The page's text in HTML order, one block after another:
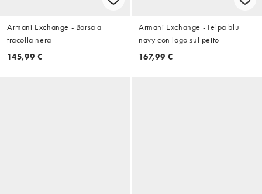
Armani Exchange - Borsa a
tracolla nera
145,99 €
Armani Exchange - Felpa blu
navy con logo sul petto
167,99 €